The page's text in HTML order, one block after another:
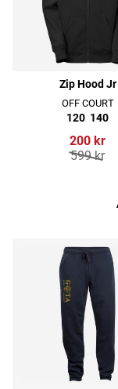
Zip Hood Jr
OFF COURT
120 140
200 kr
599 kr